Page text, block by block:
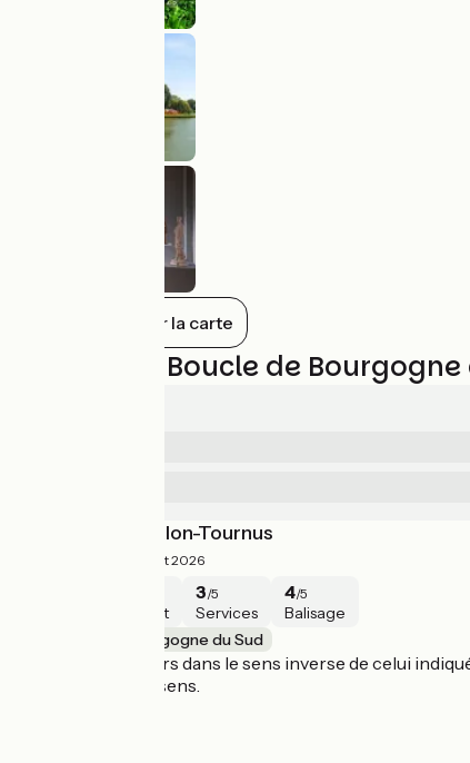
Tout afficher sur la carte
Avis sur La Boucle de
Sens Cluny-Châlon-Tournus
Août 2026
Intérêt
3/5
Services
4/5
Balisage
La Boucle de Bourgogne du Sud
J'ai suivi le parcours dans le sens inverse de celui
montant dans ce sens.